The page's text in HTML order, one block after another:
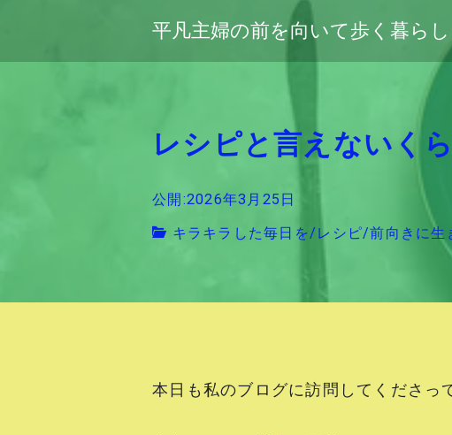
平凡主婦の前を向いて歩く暮らし
レシピと言えないく
公開:2026年3月25日
キラキラした毎日を/ レシピ/前向きに生
本日も私のブログに訪問してくださっ